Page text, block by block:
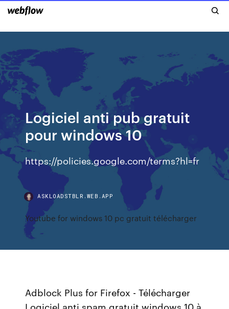
Logiciel anti pub gratuit
pour windows 10
https://policies.google.com/terms?hl=fr
ASKLOADSTBLR.WEB.APP
Youtube for windows 10 pc gratuit télécharger
Adblock Plus for Firefox - Télécharger
Logiciel anti spam gratuit windows 10 à